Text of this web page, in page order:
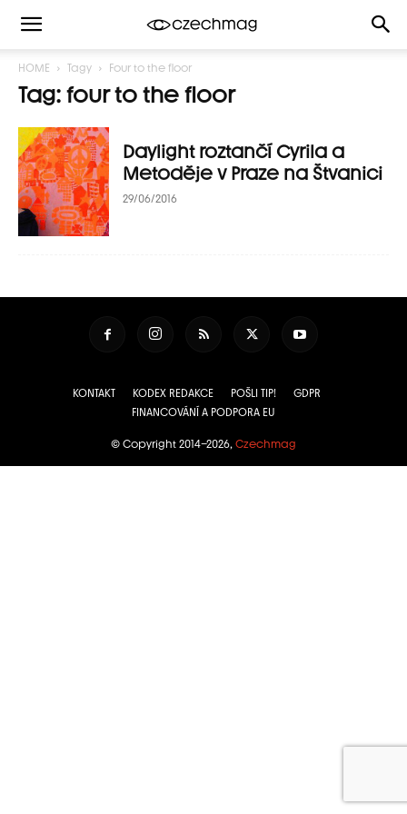
HOME Tagy Four to the floor
Tag: four to the floor
Daylight roztančí Cyrila a
Metoděje v Praze na Štvanici
29/06/2016
KONTAKT KODEX REDAKCE POŠLI TIP!
GDPR
FINANCOVÁNÍ A PODPORA EU
© Copyright 2014–2026, Czechmag